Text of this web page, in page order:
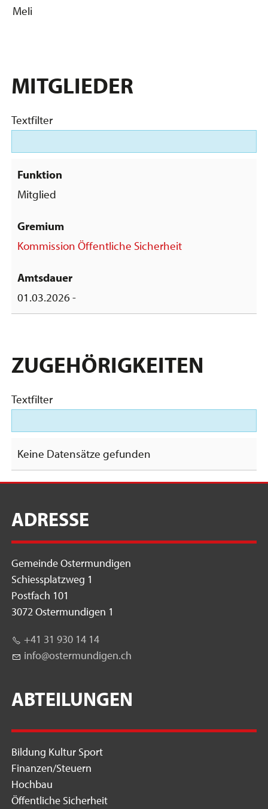
Meli
MITGLIEDER
Textfilter
Mitglied
Kommission Öffentliche Sicherheit
01.03.2026 -
ZUGEHÖRIGKEITEN
Textfilter
Keine Datensätze gefunden
ADRESSE
Gemeinde Ostermundigen
Schiessplatzweg 1
Postfach 101
3072 Ostermundigen 1
+41 31 930 14 14
nf
st rm nd g n ch
ABTEILUNGEN
Bildung Kultur Sport
Finanzen/Steuern
Hochbau
Öffentliche Sicherheit